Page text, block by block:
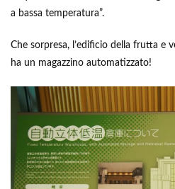
a bassa temperatura”.
Che sorpresa, l’edificio della frutta e
ha un magazzino automatizzato!